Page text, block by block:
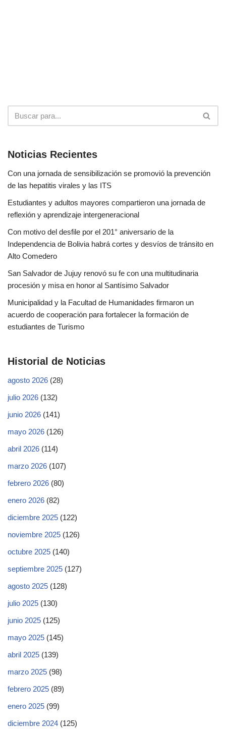
Noticias Recientes
Con una jornada de sensibilización se promovió la prevención
de las hepatitis virales y las ITS
Estudiantes y adultos mayores compartieron una jornada de
reflexión y aprendizaje intergeneracional
Con motivo del desfile por el 201° aniversario de la
Independencia de Bolivia habrá cortes y desvíos de tránsito en
Alto Comedero
San Salvador de Jujuy renovó su fe con una multitudinaria
procesión y misa en honor al Santísimo Salvador
Municipalidad y la Facultad de Humanidades firmaron un
acuerdo de cooperación para fortalecer la formación de
estudiantes de Turismo
Historial de Noticias
agosto 2026 (28)
julio 2026 (132)
junio 2026 (141)
mayo 2026 (126)
abril 2026 (114)
marzo 2026 (107)
febrero 2026 (80)
enero 2026 (82)
diciembre 2025 (122)
noviembre 2025 (126)
octubre 2025 (140)
septiembre 2025 (127)
agosto 2025 (128)
julio 2025 (130)
junio 2025 (125)
mayo 2025 (145)
abril 2025 (139)
marzo 2025 (98)
febrero 2025 (89)
enero 2025 (99)
diciembre 2024 (125)